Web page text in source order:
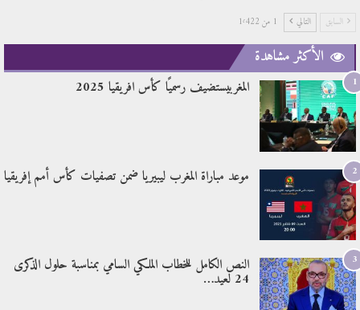
السابق التالي 1 من 1٬422
الأكثر مشاهدة
1 المغربيستضيف رسميًا كأس افريقيا 2025
2 موعد مباراة المغرب ليبيريا ضمن تصفيات كأس أمم إفريقيا
3 النص الكامل للخطاب الملكي السامي بمناسبة حلول الذكرى
24 لعيد…